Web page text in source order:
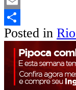
Email
Share
Posted in